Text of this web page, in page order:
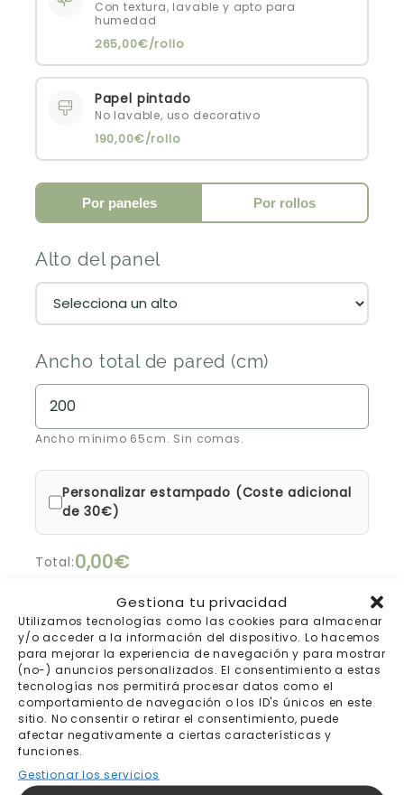
Gestiona tu privacidad
Utilizamos tecnologías como las cookies para almacenar
y/o acceder a la información del dispositivo. Lo hacemos
para mejorar la experiencia de navegación y para mostrar
(no-) anuncios personalizados. El consentimiento a estas
tecnologías nos permitirá procesar datos como el
comportamiento de navegación o los ID's únicos en este
sitio. No consentir o retirar el consentimiento, puede
afectar negativamente a ciertas características y
funciones.
Gestionar los servicios
Con textura, lavable y apto para
humedad
265,00€/rollo
Papel pintado
No lavable, uso decorativo
190,00€/rollo
Por paneles Por rollos
Alto del panel
Ancho total de pared (cm)
Ancho mínimo 65cm. Sin comas.
Personalizar estampado (Coste adicional
de 30€)
Total:0,00€
15% de descuento automático en la cesta
hasta el 17 de julio
Añadir al carrito
Envío gratis a partir de
200€